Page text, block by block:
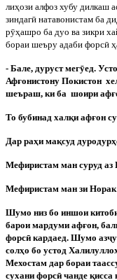
лиҳози алфоз хубу дилкаш
зиндагӣ натавонистам ба
рӯҳашро ба дуо ва зикри
бораи шеъру адаби форсӣ
- Бале, дуруст мегӯед.
Афғонистону Покистон
шеъраш, ки ба шоири
То бубинад халқи афғон
Дар раҳи мақсуд
Мефиристам ман суруд аз
Мефиристам ман зи Норак
Шумо низ бо иншои
барои мардуми афғон,
форсӣ кардаед. Шумо азҷ
солҳо бо устод
Мехостам дар бораи
сухани форсӣ чанде қисса